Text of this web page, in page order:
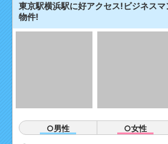
東京駅横浜駅に好アクセス!ビジネス
物件!
○男性 ○女性